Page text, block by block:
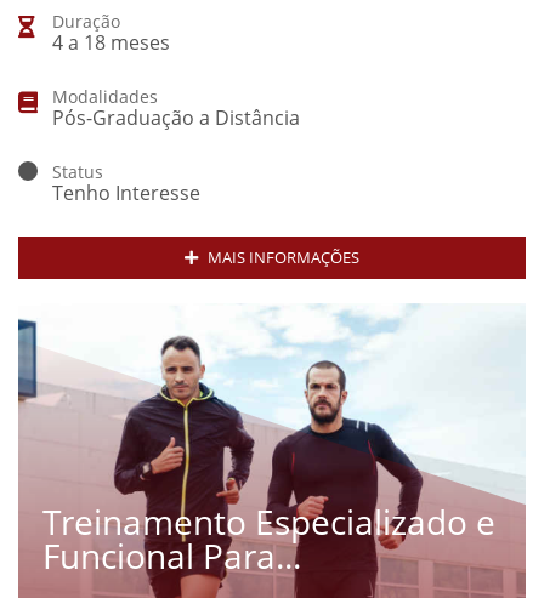
Duração
4 a 18 meses
Modalidades
Pós-Graduação a Distância
Status
Tenho Interesse
MAIS INFORMAÇÕES
Treinamento Especializado e
Funcional Para...